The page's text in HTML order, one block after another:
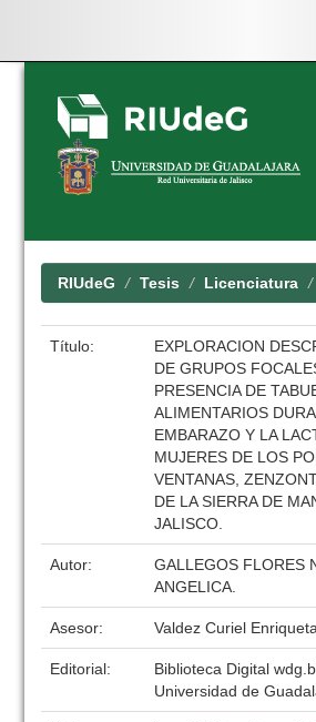
Skip
navigation
RIUdeG Tesis Licenciatura
Título:
EXPLORACION
DE GRUPOS
PRESENCIA DE
ALIMENTARIOS
EMBARAZO Y LA
MUJERES DE LOS
VENTANAS,
DE LA SIERRA DE
JALISCO.
Autor:
GALLEGOS FLORES
ANGELICA.
Asesor: Valdez Curiel Enriqueta
Editorial:
Biblioteca Digital
Universidad de